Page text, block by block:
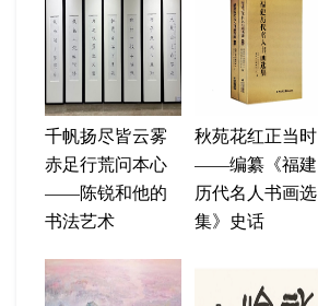
千帆扬尽皆云雾
赤足行荒问本心
——陈锐和他的
书法艺术
秋苑花红正当时
——编纂《福建
历代名人书画选
集》史话